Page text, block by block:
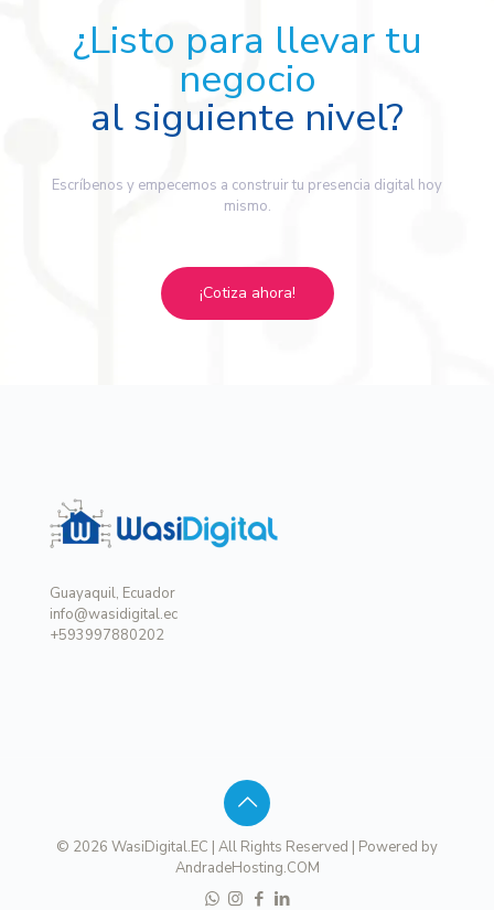
¿Listo para llevar tu
negocio
al siguiente nivel?
Escríbenos y empecemos a construir tu presencia digital hoy
mismo.
¡Cotiza ahora!
Guayaquil, Ecuador
info@wasidigital.ec
+593997880202
© 2026 WasiDigital.EC | All Rights Reserved | Powered by
AndradeHosting.COM